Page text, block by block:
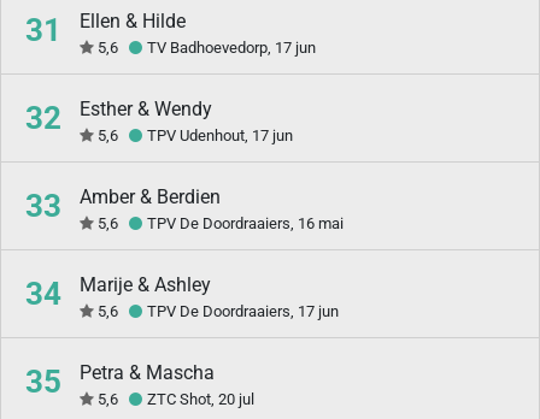
31 Ellen & Hilde
5,6 TV Badhoevedorp, 17 jun
32 Esther & Wendy
5,6 TPV Udenhout, 17 jun
33 Amber & Berdien
5,6 TPV De Doordraaiers, 16 mai
34 Marije & Ashley
5,6 TPV De Doordraaiers, 17 jun
35 Petra & Mascha
5,6 ZTC Shot, 20 jul